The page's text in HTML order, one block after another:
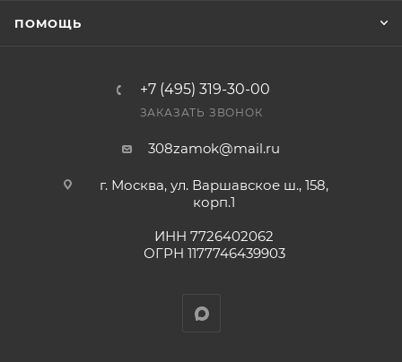
счете после проверки товара на наличие на складе.
ПОМОЩЬ
+7 (495) 319-30-00
ЗАКАЗАТЬ ЗВОНОК
308zamok@mail.ru
г. Москва, ул. Варшавское ш., 158,
корп.1
ИНН 7726402062
ОГРН 1177746439903